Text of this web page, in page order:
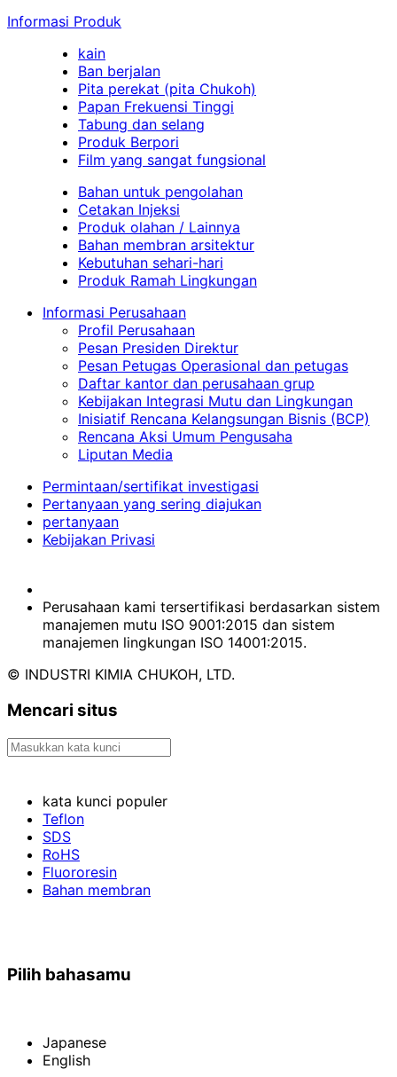
Informasi Produk
kain
Ban berjalan
Pita perekat (pita Chukoh)
Papan Frekuensi Tinggi
Tabung dan selang
Produk Berpori
Film yang sangat fungsional
Bahan untuk pengolahan
Cetakan Injeksi
Produk olahan / Lainnya
Bahan membran arsitektur
Kebutuhan sehari-hari
Produk Ramah Lingkungan
Informasi Perusahaan
Profil Perusahaan
Pesan Presiden Direktur
Pesan Petugas Operasional dan petugas
Daftar kantor dan perusahaan grup
Kebijakan Integrasi Mutu dan Lingkungan
Inisiatif Rencana Kelangsungan Bisnis (BCP)
Rencana Aksi Umum Pengusaha
Liputan Media
Permintaan/sertifikat investigasi
Pertanyaan yang sering diajukan
pertanyaan
Kebijakan Privasi
Perusahaan kami tersertifikasi berdasarkan sistem
manajemen mutu ISO 9001:2015 dan sistem
manajemen lingkungan ISO 14001:2015.
© INDUSTRI KIMIA CHUKOH, LTD.
Mencari situs
kata kunci populer
Teflon
SDS
RoHS
Fluororesin
Bahan membran
Pilih bahasamu
Japanese
English